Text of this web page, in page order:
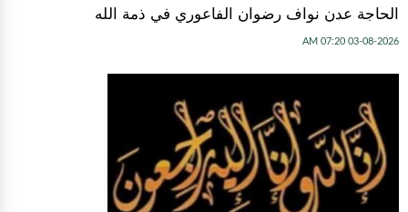
الحاجة عدن نواف رضوان الفاعوري في ذمة الله
03-08-2026 07:20 AM